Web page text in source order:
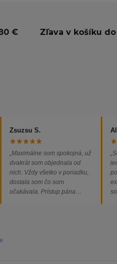
€ Zľava v košíku do
Zsuzsu S.
„Maximálne som spokojná, už
dvakrát som objednala od
nich. Vždy všetko v poriadku,
dostala som čo som
očakávala. Prístup pána